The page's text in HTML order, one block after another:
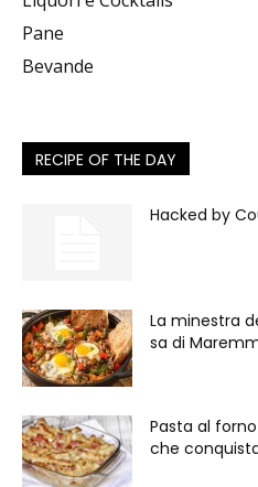
Pane
Bevande
RECIPE OF THE DAY
Hacked by
La minestra
sa di
Pasta al
che